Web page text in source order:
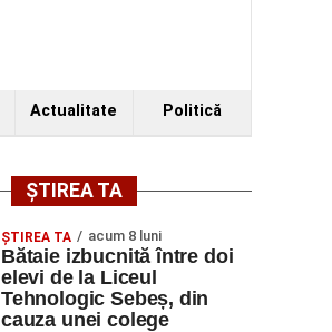
Actualitate Politică
ȘTIREA TA
ŞTIREA TA acum 8 luni
Bătaie izbucnită între doi
elevi de la Liceul
Tehnologic Sebeș, din
cauza unei colege